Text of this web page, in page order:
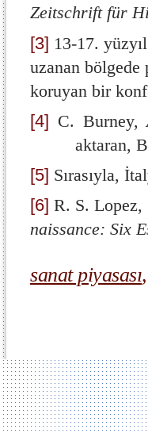
Zeitschrift für
[3] 13-17.
uzanan bölgede
koruyan bir
[4] C. Burney,
aktaran,
[5] Sırasıyla,
[6] R. S.
naissance: Six
sanat piyasası